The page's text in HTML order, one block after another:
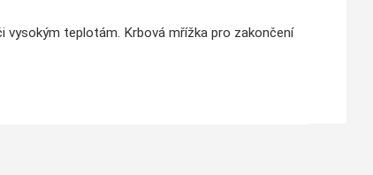
vysokým teplotám. Krbová mřížka pro zakončení